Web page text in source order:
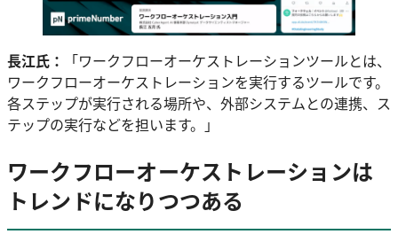
長江氏：
「ワークフローオーケストレーションツールとは、
ワークフローオーケストレーションを実行するツールです。
各ステップが実行される場所や、外部システムとの連携、ス
テップの実行などを担います。」
ワークフローオーケストレーションは
トレンドになりつつある